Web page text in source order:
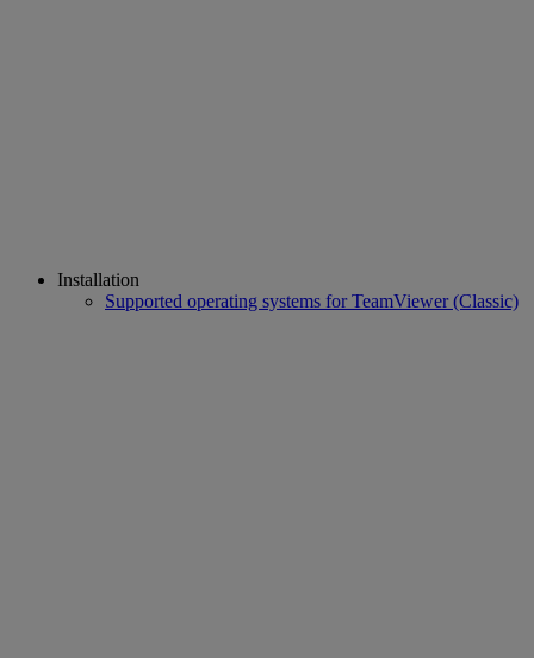
Installation
Supported operating systems for TeamViewer (Classic)